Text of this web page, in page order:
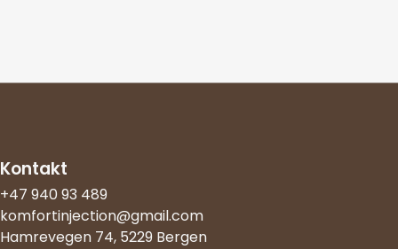
Kontakt
+47 940 93 489
komfortinjection@gmail.com
Hamrevegen 74, 5229 Bergen